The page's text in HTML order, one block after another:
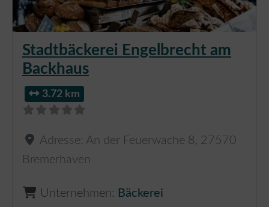
Stadtbäckerei Engelbrecht am
Backhaus
3.72 km
Adresse: An der Feuerwache 8 , 27570
Bremerhaven
Unternehmen: Bäckerei